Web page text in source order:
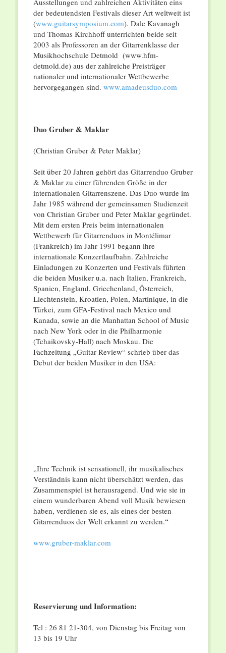
Ausstellungen und zahlreichen Aktivitäten eins
der bedeutendsten Festivals dieser Art weltweit ist
(www.guitarsymposium.com). Dale Kavanagh
und Thomas Kirchhoff unterrichten beide seit
2003 als Professoren an der Gitarrenklasse der
Musikhochschule Detmold (www.hfm-
detmold.de) aus der zahlreiche Preisträger
nationaler und internationaler Wettbewerbe
hervorgegangen sind. www.amadeusduo.com
Duo Gruber & Maklar
(Christian Gruber & Peter Maklar)
Seit über 20 Jahren gehört das Gitarrenduo Gruber
& Maklar zu einer führenden Größe in der
internationalen Gitarrenszene. Das Duo wurde im
Jahr 1985 während der gemeinsamen Studienzeit
von Christian Gruber und Peter Maklar gegründet.
Mit dem ersten Preis beim internationalen
Wettbewerb für Gitarrenduos in Montélimar
(Frankreich) im Jahr 1991 begann ihre
internationale Konzertlaufbahn. Zahlreiche
Einladungen zu Konzerten und Festivals führten
die beiden Musiker u.a. nach Italien, Frankreich,
Spanien, England, Griechenland, Österreich,
Liechtenstein, Kroatien, Polen, Martinique, in die
Türkei, zum GFA-Festival nach Mexico und
Kanada, sowie an die Manhattan School of Music
nach New York oder in die Philharmonie
(Tchaikovsky-Hall) nach Moskau. Die
Fachzeitung „Guitar Review“ schrieb über das
Debut der beiden Musiker in den USA:
„Ihre Technik ist sensationell, ihr musikalisches
Verständnis kann nicht überschätzt werden, das
Zusammenspiel ist herausragend. Und wie sie in
einem wunderbaren Abend voll Musik bewiesen
haben, verdienen sie es, als eines der besten
Gitarrenduos der Welt erkannt zu werden.“
www.gruber-maklar.com
Reservierung und Information:
Tel : 26 81 21-304, von Dienstag bis Freitag von
13 bis 19 Uhr